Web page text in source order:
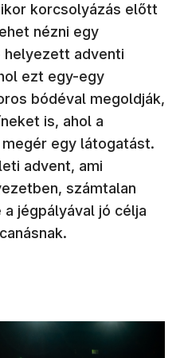
korcsolyázás előtt
nézni egy
helyezett adventi
ezt egy-egy
bódéval megoldják,
is, ahol a
egy látogatást.
advent, ami
számtalan
jégpályával jó célja